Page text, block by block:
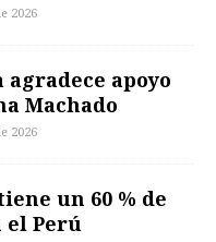
2026
apoyo
Machado
2026
un 60 % de
el Perú